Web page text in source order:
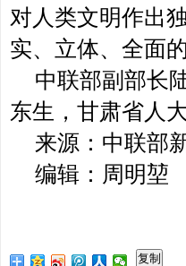
对人类文明作出
实、立体、全面的
中联部副部长
东生，甘肃省人
来源：中联部
编辑：周明堃
复制